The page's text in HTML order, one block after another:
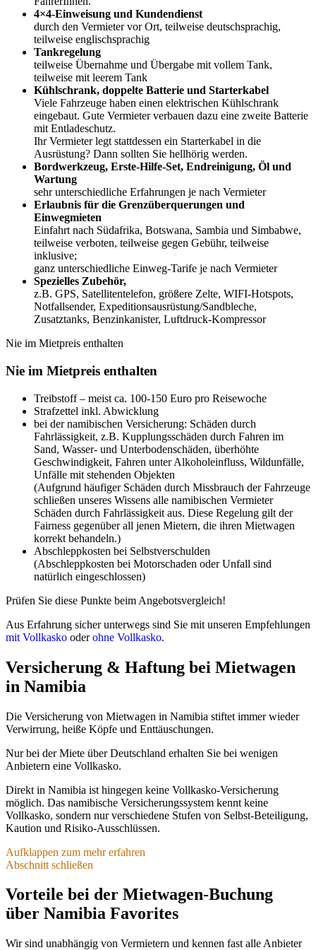
4×4-Einweisung und Kundendienst
durch den Vermieter vor Ort, teilweise deutschsprachig,
teilweise englischsprachig
Tankregelung
teilweise Übernahme und Übergabe mit vollem Tank,
teilweise mit leerem Tank
Kühlschrank, doppelte Batterie und Starterkabel
Viele Fahrzeuge haben einen elektrischen Kühlschrank
eingebaut. Gute Vermieter verbauen dazu eine zweite Batterie
mit Entladeschutz.
Ihr Vermieter legt stattdessen ein Starterkabel in die
Ausrüstung? Dann sollten Sie hellhörig werden.
Bordwerkzeug, Erste-Hilfe-Set, Endreinigung, Öl und
Wartung
sehr unterschiedliche Erfahrungen je nach Vermieter
Erlaubnis für die Grenzüberquerungen und
Einwegmieten
Einfahrt nach Südafrika, Botswana, Sambia und Simbabwe,
teilweise verboten, teilweise gegen Gebühr, teilweise
inklusive;
ganz unterschiedliche Einweg-Tarife je nach Vermieter
Spezielles Zubehör,
z.B. GPS, Satellitentelefon, größere Zelte, WIFI-Hotspots,
Notfallsender, Expeditionsausrüstung/Sandbleche,
Zusatztanks, Benzinkanister, Luftdruck-Kompressor
Nie im Mietpreis enthalten
Nie im Mietpreis enthalten
Treibstoff – meist ca. 100-150 Euro pro Reisewoche
Strafzettel inkl. Abwicklung
bei der namibischen Versicherung: Schäden durch
Fahrlässigkeit, z.B. Kupplungsschäden durch Fahren im
Sand, Wasser- und Unterbodenschäden, überhöhte
Geschwindigkeit, Fahren unter Alkoholeinfluss, Wildunfälle,
Unfälle mit stehenden Objekten
(Aufgrund häufiger Schäden durch Missbrauch der Fahrzeuge
schließen unseres Wissens alle namibischen Vermieter
Schäden durch Fahrlässigkeit aus. Diese Regelung gilt der
Fairness gegenüber all jenen Mietern, die ihren Mietwagen
korrekt behandeln.)
Abschleppkosten bei Selbstverschulden
(Abschleppkosten bei Motorschaden oder Unfall sind
natürlich eingeschlossen)
Prüfen Sie diese Punkte beim Angebotsvergleich!
Aus Erfahrung sicher unterwegs sind Sie mit unseren Empfehlungen
mit Vollkasko oderohne Vollkasko.
Versicherung & Haftung bei Mietwagen
in Namibia
Die Versicherung von Mietwagen in Namibia stiftet immer wieder
Verwirrung, heiße Köpfe und Enttäuschungen.
Nur bei der Miete über Deutschland erhalten Sie bei wenigen
Anbietern eine Vollkasko.
Direkt in Namibia ist hingegen keine Vollkasko-Versicherung
möglich. Das namibische Versicherungssystem kennt keine
Vollkasko, sondern nur verschiedene Stufen von Selbst-Beteiligung,
Kaution und Risiko-Ausschlüssen.
Selbstbeteiligung & Kaution
Je mehr Selbstbeteiligung Sie bei Schäden akzeptieren, desto
günstiger ist Ihre Fahrzeug-Miete.
Selbstbeteiligung auf alle Schäden. Das ist unabhängig davon, ob
Aufklappen zum mehr erfahren
Abschnitt schließen
Vorteile bei der Mietwagen-Buchung
über Namibia Favorites
Wir sind unabhängig von Vermietern und kennen fast alle Anbieter